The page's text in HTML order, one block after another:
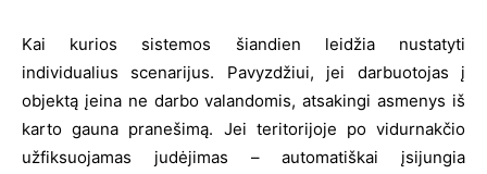
Kai kurios sistemos šiandien leidžia nustatyti
individualius scenarijus. Pavyzdžiui, jei darbuotojas į
objektą įeina ne darbo valandomis, atsakingi asmenys iš
karto gauna pranešimą. Jei teritorijoje po vidurnakčio
užfiksuojamas judėjimas – automatiškai įsijungia